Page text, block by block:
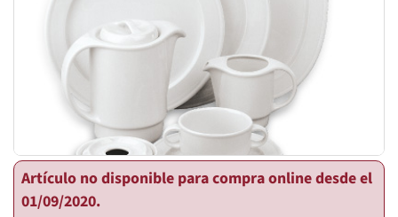
Artículo no disponible para compra online desde el
01/09/2020.